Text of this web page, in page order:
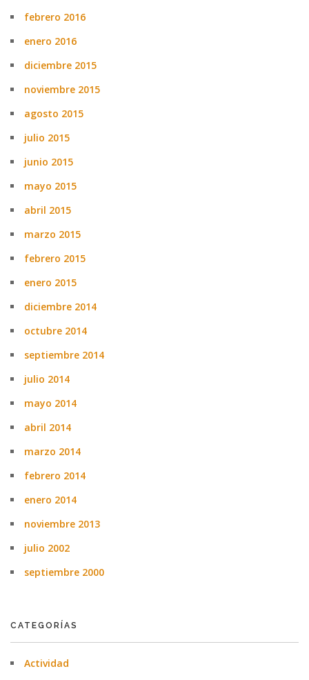
febrero 2016
enero 2016
diciembre 2015
noviembre 2015
agosto 2015
julio 2015
junio 2015
mayo 2015
abril 2015
marzo 2015
febrero 2015
enero 2015
diciembre 2014
octubre 2014
septiembre 2014
julio 2014
mayo 2014
abril 2014
marzo 2014
febrero 2014
enero 2014
noviembre 2013
julio 2002
septiembre 2000
CATEGORÍAS
Actividad